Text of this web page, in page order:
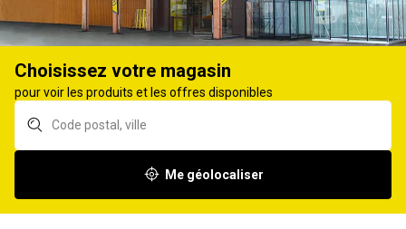
produits Affiner
Tondeuse KERBL
contanta4 4/13 dents
Tondeuse HEINIGER
xplorer sans fil peigne
Choisissez votre magasin
pour voir les produits et les offres disponibles
Me géolocaliser